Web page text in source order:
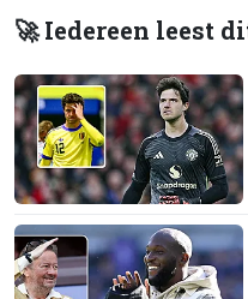
🚀 Iedereen leest